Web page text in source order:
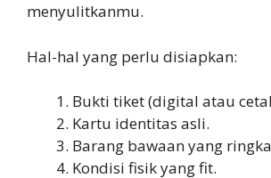
menyulitkanmu.
Hal-hal yang perlu disiapkan:
Bukti tiket (digital atau
Kartu identitas asli.
Barang bawaan yang
Kondisi fisik yang fit.